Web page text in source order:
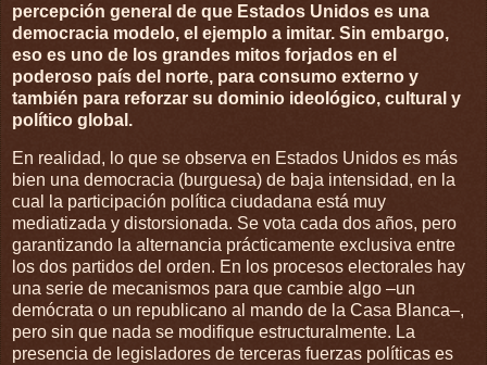
percepción general de que Estados Unidos es una
democracia modelo, el ejemplo a imitar. Sin embargo,
eso es uno de los grandes mitos forjados en el
poderoso país del norte, para consumo externo y
también para reforzar su dominio ideológico, cultural y
político global.
En realidad, lo que se observa en Estados Unidos es más
bien una democracia (burguesa) de baja intensidad, en la
cual la participación política ciudadana está muy
mediatizada y distorsionada. Se vota cada dos años, pero
garantizando la alternancia prácticamente exclusiva entre
los dos partidos del orden. En los procesos electorales hay
una serie de mecanismos para que cambie algo –un
demócrata o un republicano al mando de la Casa Blanca–,
pero sin que nada se modifique estructuralmente. La
presencia de legisladores de terceras fuerzas políticas es